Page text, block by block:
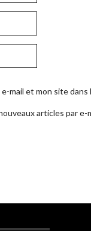
mail et mon site
articles par e-